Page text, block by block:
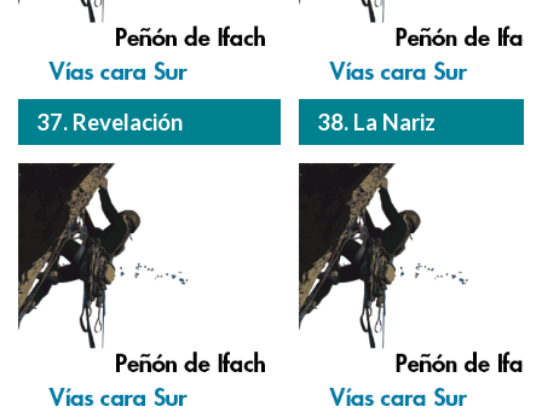
37. Revelación 38. La Nariz